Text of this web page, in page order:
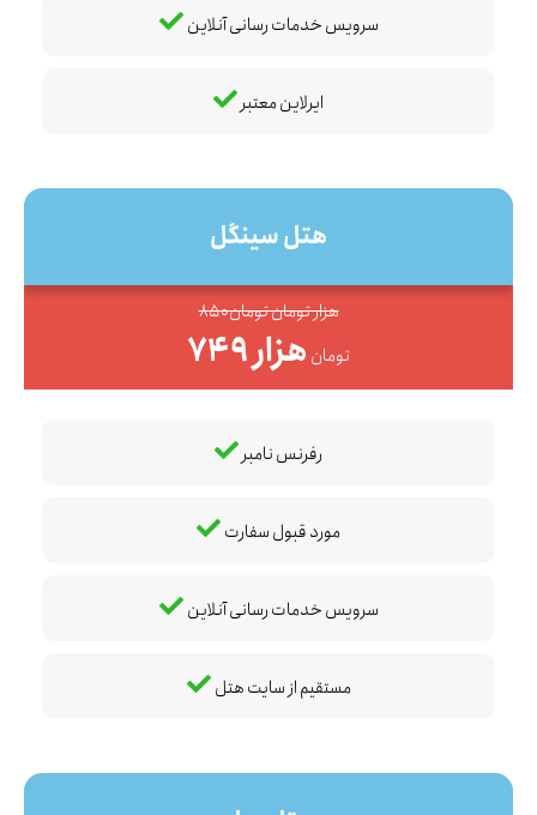
سرویس خدمات رسانی آنلاین
ایرلاین معتبر
هتل سینگل
850هزار تومان تومان
749 هزار تومان
رفرنس نامبر
مورد قبول سفارت
سرویس خدمات رسانی آنلاین
مستقیم از سایت هتل